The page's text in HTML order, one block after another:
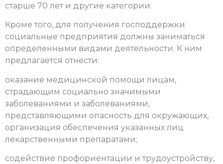
старше 70 лет и другие категории.
Кроме того, для получения господдержки
социальные предприятия должны заниматься
определенными видами деятельности. К ним
предлагается отнести:
оказание медицинской помощи лицам,
страдающим социально значимыми
заболеваниями и заболеваниями,
представляющими опасность для окружающих,
организация обеспечения указанных лиц
лекарственными препаратами;
содействие профориентации и трудоустройству,